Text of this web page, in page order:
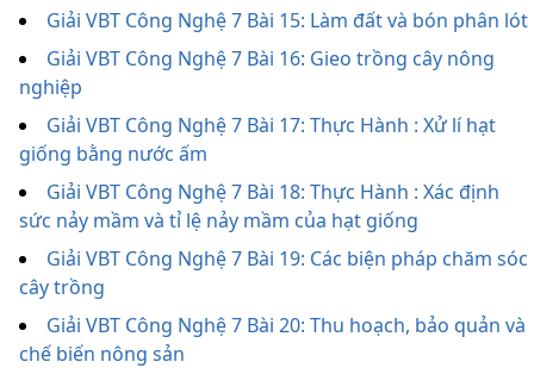
Giải VBT Công Nghệ 7 Bài 15: Làm đất và bón phân lót
Giải VBT Công Nghệ 7 Bài 16: Gieo trồng cây nông
nghiệp
Giải VBT Công Nghệ 7 Bài 17: Thực Hành : Xử lí hạt
giống bằng nước ấm
Giải VBT Công Nghệ 7 Bài 18: Thực Hành : Xác định
sức nảy mầm và tỉ lệ nảy mầm của hạt giống
Giải VBT Công Nghệ 7 Bài 19: Các biện pháp chăm sóc
cây trồng
Giải VBT Công Nghệ 7 Bài 20: Thu hoạch, bảo quản và
chế biến nông sản